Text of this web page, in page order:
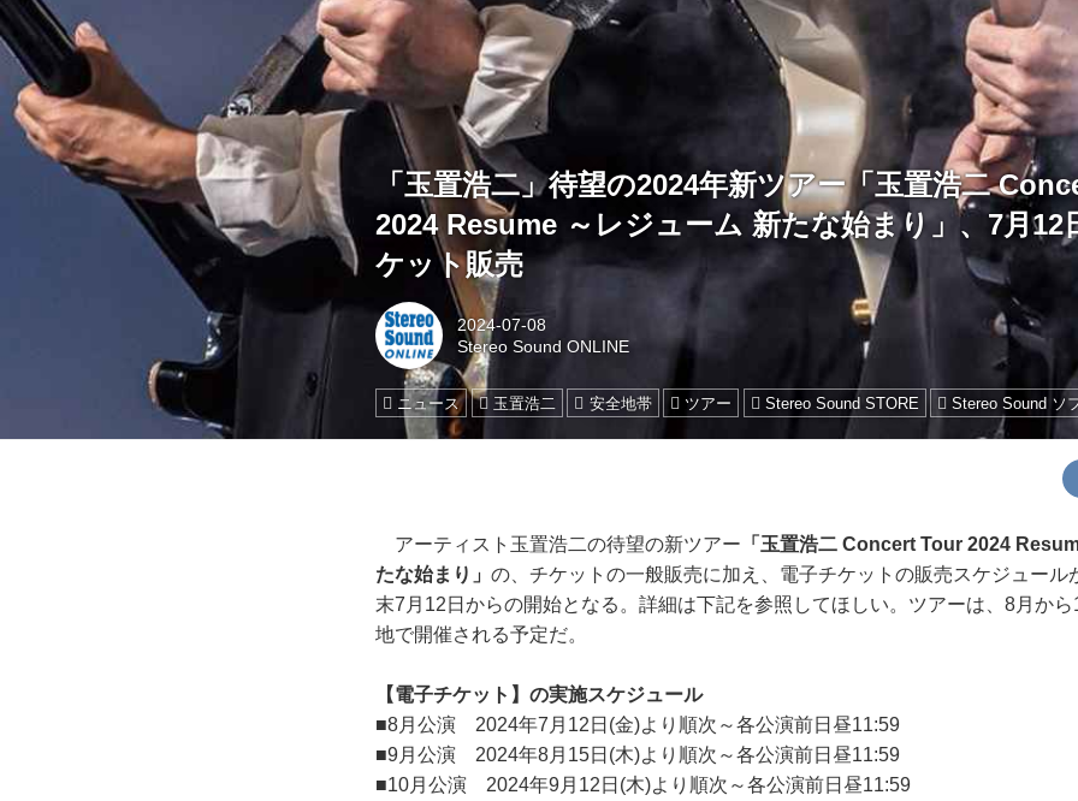
「玉置浩二」待望の2024年新ツアー「玉置浩二
2024 Resume ～レジューム 新たな始まり」、7月12
ケット販売
2024-07-08
Stereo Sound ONLINE
ニュース 玉置浩二 安全地帯 ツアー Stereo Sound STORE Stereo Sound ソ
アーティスト玉置浩二の待望の新ツアー 「玉置浩二 Concert Tour 2024
たな始まり」 の、チケットの一般販売に加え、電子チケットの販売スケジュール
末7月12日からの開始となる。詳細は下記を参照してほしい。ツアーは、8月か
地で開催される予定だ。
【電子チケット】の実施スケジュール
■8月公演 2024年7月12日(金)より順次～各公演前日昼11:59
■9月公演 2024年8月15日(木)より順次～各公演前日昼11:59
■10月公演 2024年9月12日(木)より順次～各公演前日昼11:59